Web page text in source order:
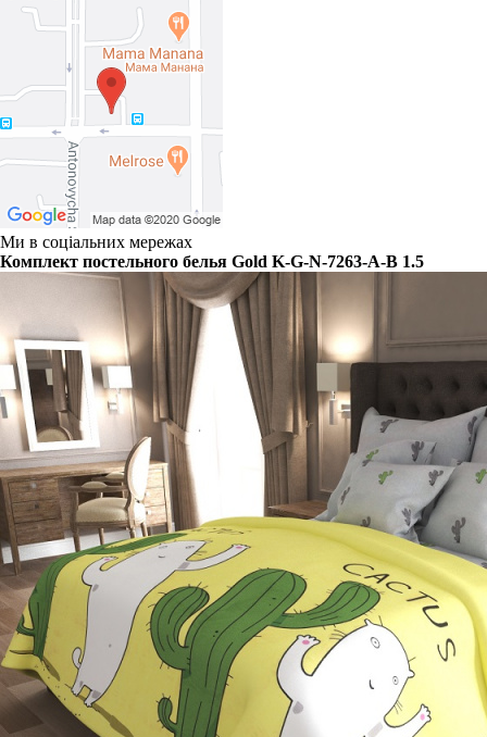
Ми в соціальних мережах
Комплект постельного белья Gold K-G-N-7263-A-B 1.5